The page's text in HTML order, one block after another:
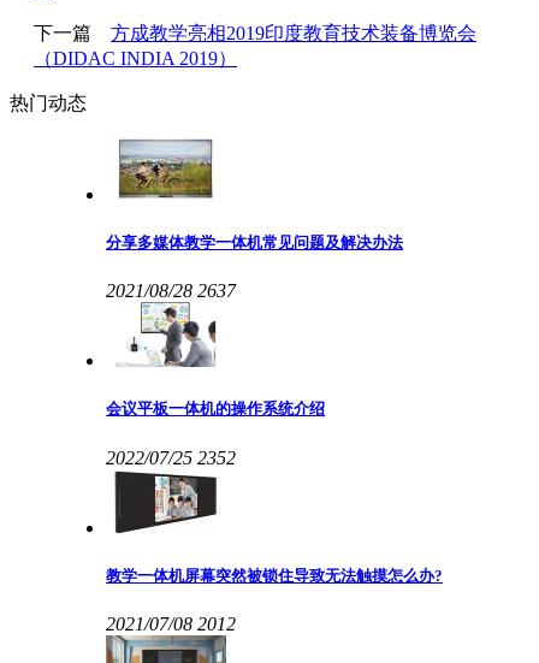
下一篇 方成教学亮相2019印度教育技术装备博览会
（DIDAC INDIA 2019）
热门动态
分享多媒体教学一体机常见问题及解决办法
2021/08/28 2637
会议平板一体机的操作系统介绍
2022/07/25 2352
教学一体机屏幕突然被锁住导致无法触摸怎么办?
2021/07/08 2012